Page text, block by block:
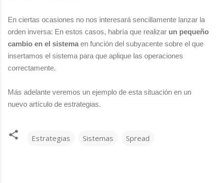
En ciertas ocasiones no nos interesará sencillamente lanzar la
orden inversa: En estos casos, habría que realizar un pequeño
cambio en el sistema en función del subyacente sobre el que
insertamos el sistema para que aplique las operaciones
correctamente.
Más adelante veremos un ejemplo de esta situación en un
nuevo artículo de estrategias.
Estrategias Sistemas Spread